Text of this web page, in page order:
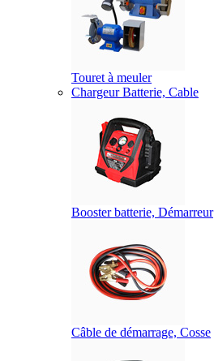
Touret à meuler
Chargeur Batterie, Cable
Booster batterie, Démarreur
Câble de démarrage, Cosse